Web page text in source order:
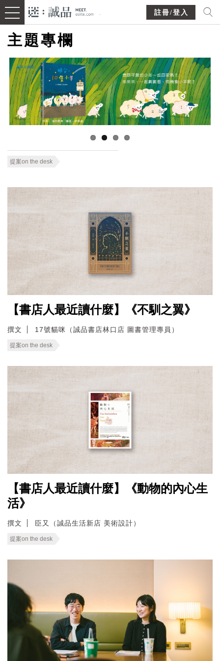
註冊/登入
主題專欄
提案on the desk
【書店人最近讀什麼】《不馴之翼》
撰文 17號貓咪（誠品書店林口店 圖書管理專員）
提案on the desk
【書店人最近讀什麼】《動物的內心生
活》
撰文 臣又（誠品生活新店 美術設計）
提案on the desk